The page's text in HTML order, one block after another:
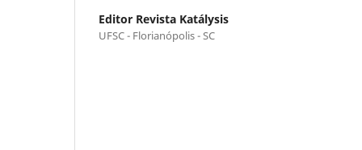
Editor Revista Katálysis
UFSC - Florianópolis - SC